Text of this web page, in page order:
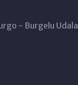
- Burgelu Udala